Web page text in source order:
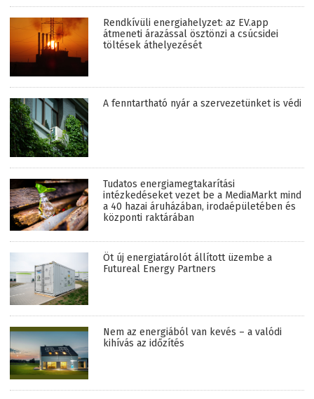
Rendkívüli energiahelyzet: az EV.app
átmeneti árazással ösztönzi a csúcsidei
töltések áthelyezését
A fenntartható nyár a szervezetünket is védi
Tudatos energiamegtakarítási
intézkedéseket vezet be a MediaMarkt mind
a 40 hazai áruházában, irodaépületében és
központi raktárában
Öt új energiatárolót állított üzembe a
Futureal Energy Partners
Nem az energiából van kevés – a valódi
kihívás az időzítés